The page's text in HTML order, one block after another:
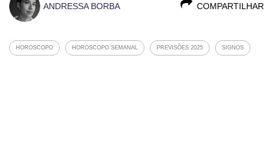
COMPARTILHAR
ANDRESSA BORBA
HOROSCOPO HOROSCOPO SEMANAL PREVISÕES 2025 SIGNOS